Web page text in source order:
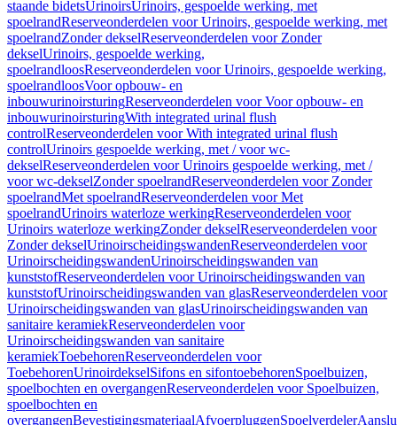
staande bidetsUrinoirsUrinoirs, gespoelde werking, met
spoelrandReserveonderdelen voor Urinoirs, gespoelde werking, met
spoelrandZonder dekselReserveonderdelen voor Zonder
dekselUrinoirs, gespoelde werking,
spoelrandloosReserveonderdelen voor Urinoirs, gespoelde werking,
spoelrandloosVoor opbouw- en
inbouwurinoirsturingReserveonderdelen voor Voor opbouw- en
inbouwurinoirsturingWith integrated urinal flush
controlReserveonderdelen voor With integrated urinal flush
controlUrinoirs gespoelde werking, met / voor wc-
dekselReserveonderdelen voor Urinoirs gespoelde werking, met /
voor wc-dekselZonder spoelrandReserveonderdelen voor Zonder
spoelrandMet spoelrandReserveonderdelen voor Met
spoelrandUrinoirs waterloze werkingReserveonderdelen voor
Urinoirs waterloze werkingZonder dekselReserveonderdelen voor
Zonder dekselUrinoirscheidingswandenReserveonderdelen voor
UrinoirscheidingswandenUrinoirscheidingswanden van
kunststofReserveonderdelen voor Urinoirscheidingswanden van
kunststofUrinoirscheidingswanden van glasReserveonderdelen voor
Urinoirscheidingswanden van glasUrinoirscheidingswanden van
sanitaire keramiekReserveonderdelen voor
Urinoirscheidingswanden van sanitaire
keramiekToebehorenReserveonderdelen voor
ToebehorenUrinoirdekselSifons en sifontoebehorenSpoelbuizen,
spoelbochten en overgangenReserveonderdelen voor Spoelbuizen,
spoelbochten en
overgangenBevestigingsmateriaalAfvoerpluggenSpoelverdeler